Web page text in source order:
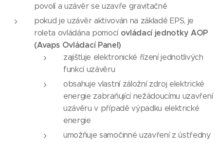
povolí a uzávěr se uzavře gravitačně
pokud je uzávěr aktivován na základě EPS, je
roleta ovládána pomocíovládací jednotky AOP
(Avaps Ovládací Panel)
zajišťuje elektronické řízení jednotlivých
funkcí uzávěru
obsahuje vlastní záložní zdroj elektrické
energie zabraňující nežádoucímu uzavření
uzávěru v případě výpadku elektrické
energie
umožňuje samočinné uzavření z ústředny